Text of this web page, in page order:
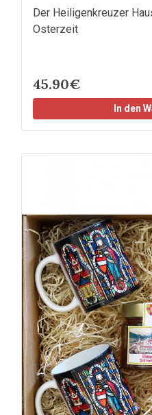
Der Heiligenkreuzer
Osterzeit
45.90€
In den